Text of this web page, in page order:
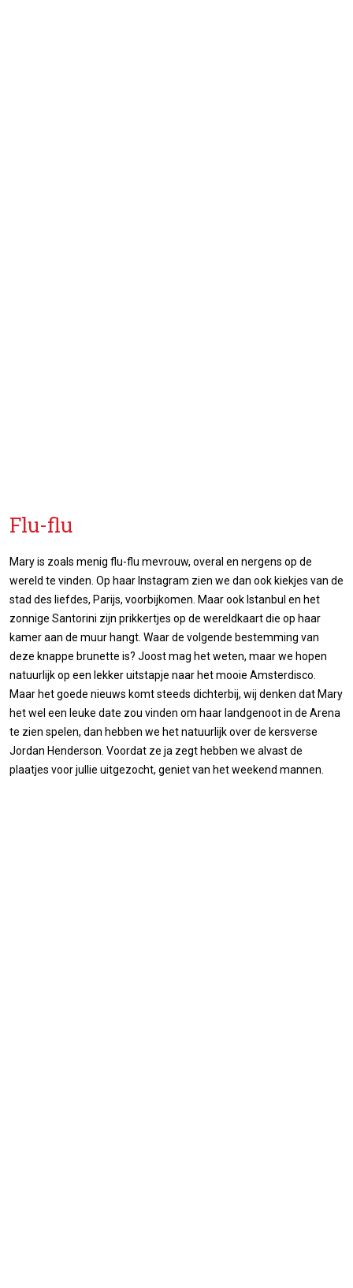
Flu-flu
Mary is zoals menig flu-flu mevrouw, overal en nergens op de
wereld te vinden. Op haar Instagram zien we dan ook kiekjes van de
stad des liefdes, Parijs, voorbijkomen. Maar ook Istanbul en het
zonnige Santorini zijn prikkertjes op de wereldkaart die op haar
kamer aan de muur hangt. Waar de volgende bestemming van
deze knappe brunette is? Joost mag het weten, maar we hopen
natuurlijk op een lekker uitstapje naar het mooie Amsterdisco.
Maar het goede nieuws komt steeds dichterbij, wij denken dat Mary
het wel een leuke date zou vinden om haar landgenoot in de Arena
te zien spelen, dan hebben we het natuurlijk over de kersverse
Jordan Henderson. Voordat ze ja zegt hebben we alvast de
plaatjes voor jullie uitgezocht, geniet van het weekend mannen.